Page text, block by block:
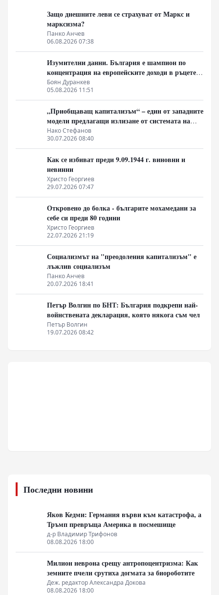
Защо днешните леви се страхуват от Маркс и
марксизма?
Панко Анчев
06.08.2026 07:38
Изумителни данни. България е шампион по
концентрация на европейските доходи в ръцете
на най-богатия 1%, надминава и САЩ
Боян Дуранкев
05.08.2026 11:51
„Приобщаващ капитализъм“ – един от западните
модели предлагащи излизане от системата на
неолиберализма
Нако Стефанов
30.07.2026 08:40
Как се избиват преди 9.09.1944 г. виновни и
невинни
Христо Георгиев
29.07.2026 07:47
Откровено до болка - българите мохамедани за
себе си преди 80 години
Христо Георгиев
22.07.2026 21:19
Социализмът на "преодоления капитализъм" е
лъжлив социализъм
Панко Анчев
20.07.2026 18:41
Петър Волгин по БНТ: България подкрепи най-
войнствената декларация, която някога съм чел
Петър Волгин
19.07.2026 08:42
Последни новини
Яков Кедми: Германия върви към катастрофа, а
Тръмп превръща Америка в посмешище
д-р Владимир Трифонов
08.08.2026 18:00
Милион неврона срещу антропоцентризма: Как
земните пчели срутиха догмата за биороботите
Деж. редактор Александра Докова
08.08.2026 18:00